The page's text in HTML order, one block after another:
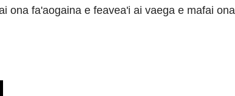
ona fa'aogaina e feavea'i ai vaega e mafai ona